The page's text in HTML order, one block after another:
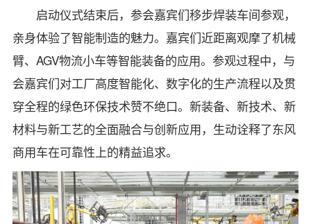
启动仪式结束后，参会嘉宾们移步焊装车间参观，
亲身体验了智能制造的魅力。嘉宾们近距离观摩了机械
臂、AGV物流小车等智能装备的应用。参观过程中，与
会嘉宾们对工厂高度智能化、数字化的生产流程以及贯
穿全程的绿色环保技术赞不绝口。新装备、新技术、新
材料与新工艺的全面融合与创新应用，生动诠释了东风
商用车在可靠性上的精益追求。